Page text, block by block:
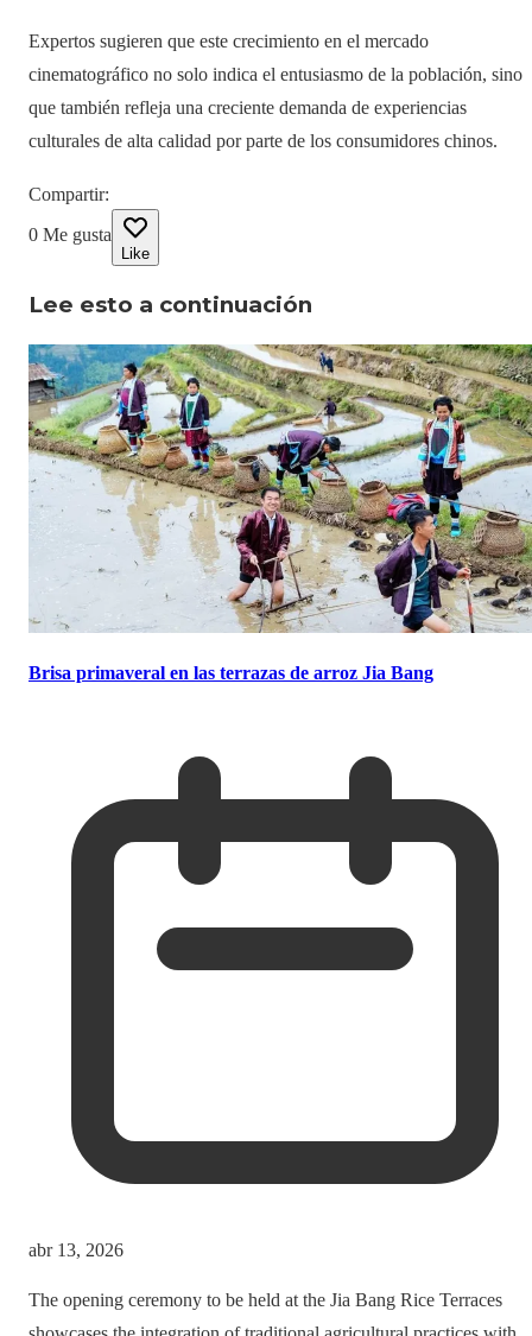
Expertos sugieren que este crecimiento en el mercado
cinematográfico no solo indica el entusiasmo de la población, sino
que también refleja una creciente demanda de experiencias
culturales de alta calidad por parte de los consumidores chinos.
Compartir:
0 Me gusta
Like
Lee esto a continuación
Brisa primaveral en las terrazas de arroz Jia Bang
abr 13, 2026
The opening ceremony to be held at the Jia Bang Rice Terraces